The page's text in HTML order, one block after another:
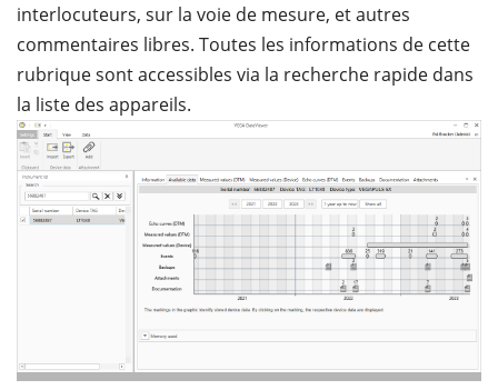
interlocuteurs, sur la voie de mesure, et autres
commentaires libres. Toutes les informations de cette
rubrique sont accessibles via la recherche rapide dans
la liste des appareils.